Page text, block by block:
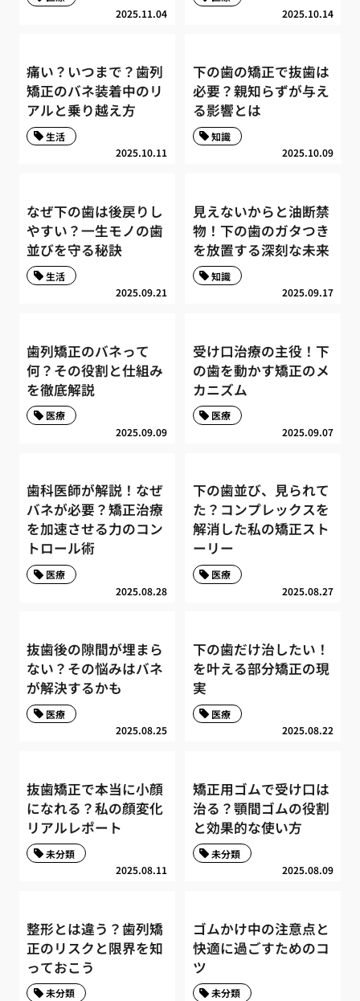
2025.11.04
2025.10.14
痛い？いつまで？歯列
矯正のバネ装着中のリ
アルと乗り越え方
2025.10.11
生活
下の歯の矯正で抜歯は
必要？親知らずが与え
る影響とは
2025.10.09
知識
なぜ下の歯は後戻りし
やすい？一生モノの歯
並びを守る秘訣
2025.09.21
生活
見えないからと油断禁
物！下の歯のガタつき
を放置する深刻な未来
2025.09.17
知識
歯列矯正のバネって
何？その役割と仕組み
を徹底解説
2025.09.09
医療
受け口治療の主役！下
の歯を動かす矯正のメ
カニズム
2025.09.07
医療
歯科医師が解説！なぜ
バネが必要？矯正治療
を加速させる力のコン
トロール術
2025.08.28
医療
下の歯並び、見られて
た？コンプレックスを
解消した私の矯正スト
ーリー
2025.08.27
医療
抜歯後の隙間が埋まら
ない？その悩みはバネ
が解決するかも
2025.08.25
医療
下の歯だけ治したい！
を叶える部分矯正の現
実
2025.08.22
医療
抜歯矯正で本当に小顔
になれる？私の顔変化
リアルレポート
2025.08.11
未分類
矯正用ゴムで受け口は
治る？顎間ゴムの役割
と効果的な使い方
2025.08.09
未分類
整形とは違う？歯列矯
正のリスクと限界を知
っておこう
未分類
ゴムかけ中の注意点と
快適に過ごすためのコ
ツ
未分類